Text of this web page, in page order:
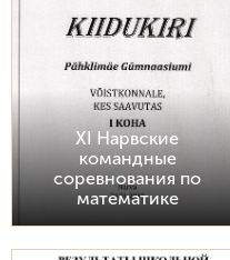
XI Нарвские
командные
соревнования по
математике